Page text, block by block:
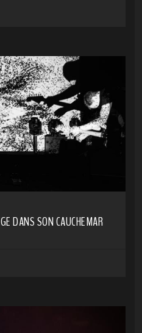
DANS SON CAUCHEMAR